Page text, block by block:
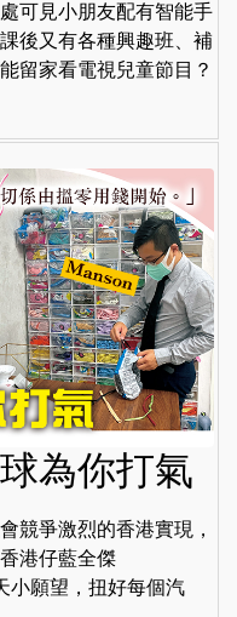
可見小朋友配有智能手
後又有各種興趣班、補
留家看電視兒童節目？
為你打氣
競爭激烈的香港實現，
港仔藍全傑
小願望，扭好每個汽